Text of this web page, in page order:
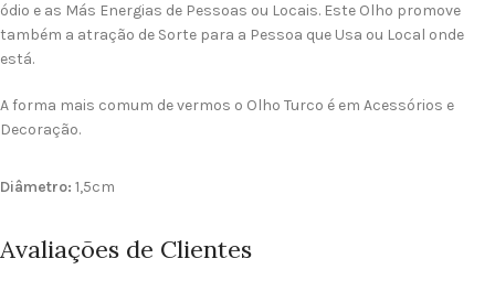
ódio e as Más Energias de Pessoas ou Locais. Este Olho promove
também a atração de Sorte para a Pessoa que Usa ou Local onde
está.
A forma mais comum de vermos o Olho Turco é em Acessórios e
Decoração.
Diâmetro: 1,5cm
Avaliações de Clientes